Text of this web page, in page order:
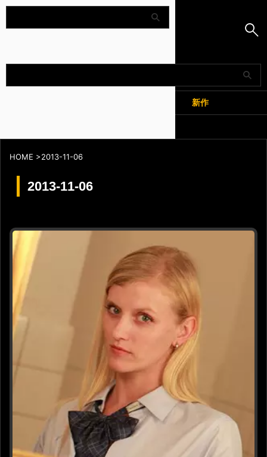
Amapedia
新作
HOME >2013-11-06
2013-11-06